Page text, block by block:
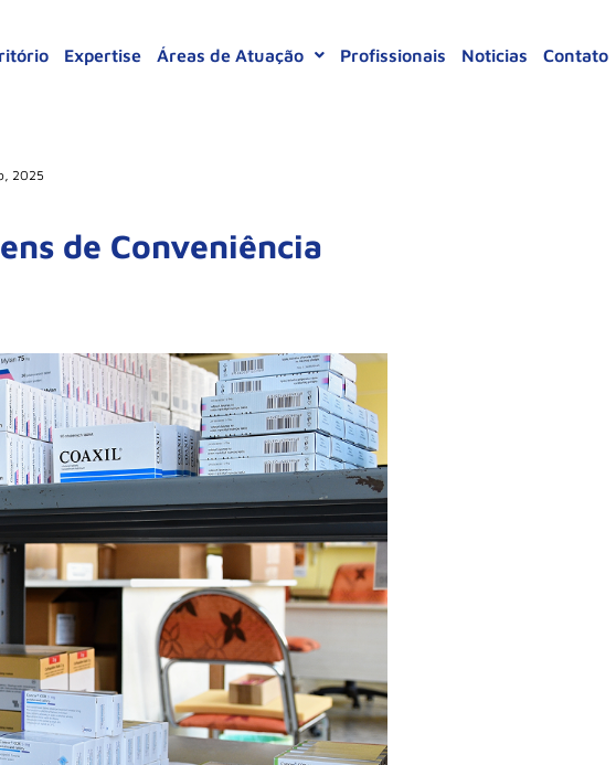
Expertise Áreas de Atuação Profissionais Noticias Contato
2025
de Conveniência